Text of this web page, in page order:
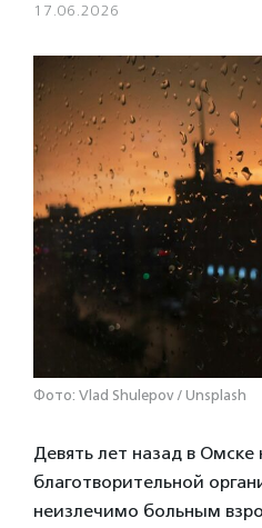
17.06.2026
Фото: Vlad Shulepov / Unsplash
Девять лет назад в
благотворительной
неизлечимо больным